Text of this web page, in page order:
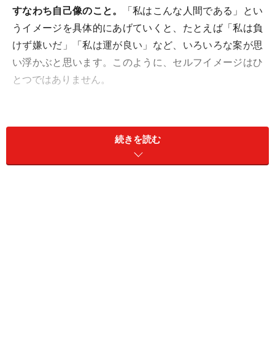
すなわち自己像のこと。
「私はこんな人間である」とい
うイメージを具体的にあげていくと、たとえば「私は負
けず嫌いだ」「私は運が良い」など、いろいろな案が思
い浮かぶと思います。このように、セルフイメージはひ
とつではありません。
するために、自撮り写真を加工したり、話題のスポット
に出かけたりするのは当たり前。「#写真撮ってる人と
続きを読む